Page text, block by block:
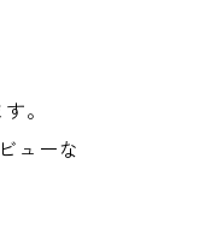
。
ューな